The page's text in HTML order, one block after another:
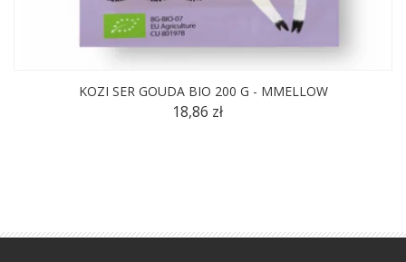
KOZI SER GOUDA BIO 200 G - MMELLOW
18,86 zł